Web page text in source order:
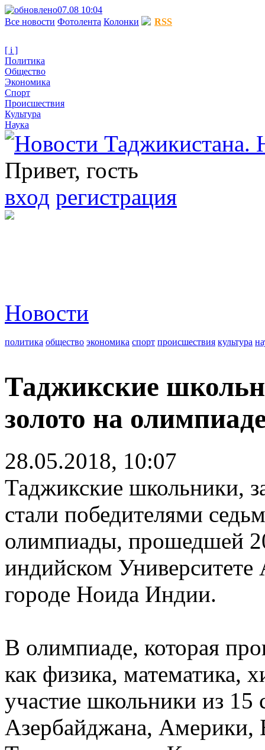
07.08 10:04
Все новости Фотолента Колонки RSS
[ i ]
Политика
Общество
Экономика
Спорт
Происшествия
Культура
Наука
Привет, гость
вход регистрация
Новости
политика общество экономика спорт происшествия культура
Таджикские
золото на
28.05.2018, 10:07
Таджикские школьники,
стали победителями
олимпиады, прошедшей
индийском
городе Ноида Индии.
В олимпиаде, которая
как физика, математика,
участие школьники из 15
Азербайджана, Америки,